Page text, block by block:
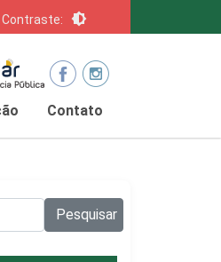
Contraste: brightness_6
Contato
Pesquisar